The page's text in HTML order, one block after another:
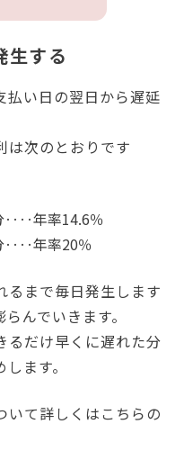
生する
払い日の翌日から遅延
は次のとおりです
‥‥年率14.6％
‥‥年率20％
るまで毎日発生します
んでいきます。
るだけ早くに遅れた分
ます。
いて詳しくはこちらの